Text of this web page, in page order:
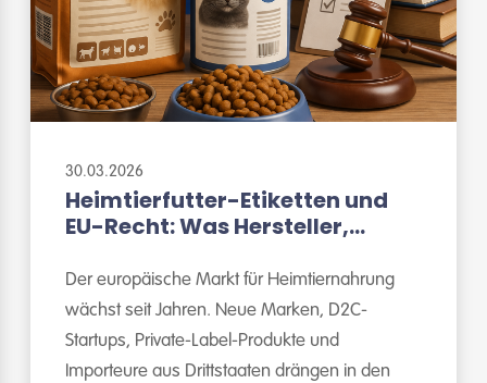
30.03.2026
Heimtierfutter-Etiketten und
EU-Recht: Was Hersteller,
müssen
Der europäische Markt für Heimtiernahrung
wächst seit Jahren. Neue Marken, D2C-
Startups, Private-Label-Produkte und
Importeure aus Drittstaaten drängen in den